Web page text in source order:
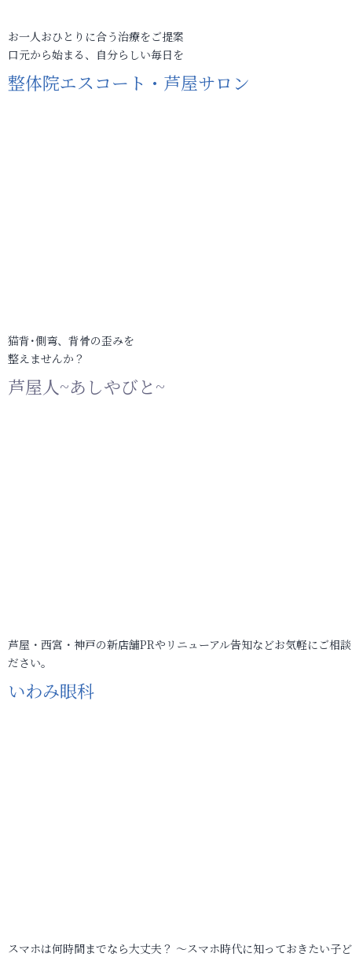
お一人おひとりに合う治療をご提案
口元から始まる、自分らしい毎日を
整体院エスコート・芦屋サロン
猫背･側弯、背骨の歪みを
整えませんか？
芦屋人~あしやびと~
芦屋・西宮・神戸の新店舗PRやリニューアル告知などお気軽にご相
ださい。
いわみ眼科
スマホは何時間までなら大丈夫？ ～スマホ時代に知っておきたい子